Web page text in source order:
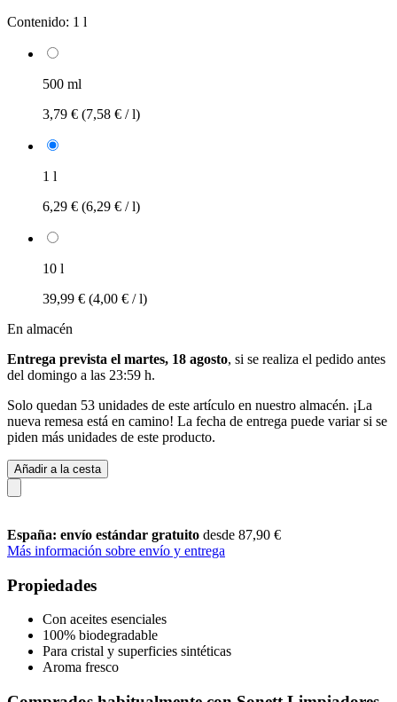
Contenido: 1 l
500 ml
3,79 € (7,58 € / l)
1 l
6,29 € (6,29 € / l)
10 l
39,99 € (4,00 € / l)
En almacén
Entrega prevista el martes, 18 agosto, si se realiza el pedido antes
del domingo a las 23:59 h.
Solo quedan 53 unidades de este artículo en nuestro almacén. ¡La
nueva remesa está en camino! La fecha de entrega puede variar si se
piden más unidades de este producto.
Añadir a la cesta
España: envío estándar gratuito desde 87,90 €
Más información sobre envío y entrega
Propiedades
Con aceites esenciales
100% biodegradable
Para cristal y superficies sintéticas
Aroma fresco